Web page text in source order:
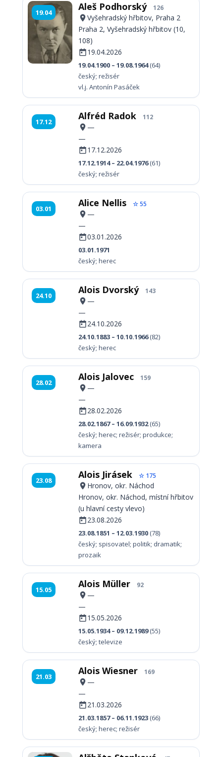
19.04 Aleš Podhorský 126
Vyšehradský hřbitov, Praha 2
Praha 2, Vyšehradský hřbitov (10,
108)
19.04.2026
19.04.1900 – 19.08.1964(64)
český; režisér
vl.j. Antonín Pasáček
17.12 Alfréd Radok 112
—
—
17.12.2026
17.12.1914 – 22.04.1976(61)
český; režisér
03.01 Alice Nellis ☆ 55
—
—
03.01.2026
03.01.1971
český; herec
24.10 Alois Dvorský 143
—
—
24.10.2026
24.10.1883 – 10.10.1966(82)
český; herec
28.02 Alois Jalovec 159
—
—
28.02.2026
28.02.1867 – 16.09.1932(65)
český; herec; režisér; produkce;
kamera
23.08 Alois Jirásek ☆ 175
Hronov, okr. Náchod
Hronov, okr. Náchod, místní hřbitov
(u hlavní cesty vlevo)
23.08.2026
23.08.1851 – 12.03.1930 (78)
český; spisovatel; politik; dramatik;
prozaik
15.05 Alois Müller 92
—
—
15.05.2026
15.05.1934 – 09.12.1989(55)
český; televize
21.03 Alois Wiesner 169
—
—
21.03.2026
21.03.1857 – 06.11.1923 (66)
český; herec; režisér